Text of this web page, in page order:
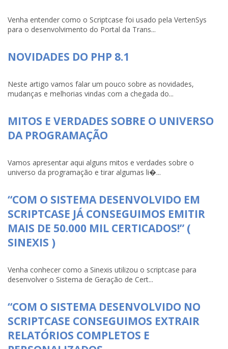
Venha entender como o Scriptcase foi usado pela VertenSys
para o desenvolvimento do Portal da Trans...
NOVIDADES DO PHP 8.1
Neste artigo vamos falar um pouco sobre as novidades,
mudanças e melhorias vindas com a chegada do...
MITOS E VERDADES SOBRE O UNIVERSO
DA PROGRAMAÇÃO
Vamos apresentar aqui alguns mitos e verdades sobre o
universo da programação e tirar algumas li�...
“COM O SISTEMA DESENVOLVIDO EM
SCRIPTCASE JÁ CONSEGUIMOS EMITIR
MAIS DE 50.000 MIL CERTICADOS!” (
SINEXIS )
Venha conhecer como a Sinexis utilizou o scriptcase para
desenvolver o Sistema de Geração de Cert...
“COM O SISTEMA DESENVOLVIDO NO
SCRIPTCASE CONSEGUIMOS EXTRAIR
RELATÓRIOS COMPLETOS E